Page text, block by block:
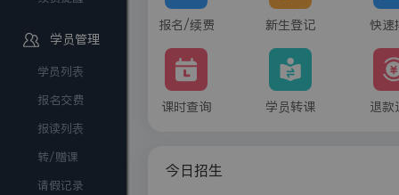
学员管理
学员列表
报名交费
报读列表
转/赠课
请假记录
报名/续费 新生登记 快速
课时查询 学员转课 退款
今日招生